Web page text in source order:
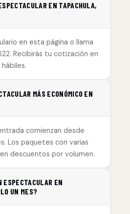
EN TAPACHULA,
en esta página o llama
Recibirás tu cotización en
MÁS ECONÓMICO EN
comienzan desde
Los paquetes con varias
descuentos por volumen.
ESPECTACULAR EN
UN MES?